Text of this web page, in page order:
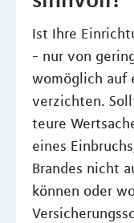
Ist Ihre
- nur von
womöglich auf
verzichten.
teure
eines
Brandes nicht
können oder